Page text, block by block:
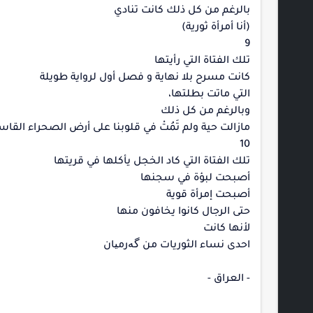
بالرغم من كل ذلك كانت تنادي
(أنا أمرأة ثورية)
9
تلك الفتاة التي رأيتها
كانت مسرح بلا نهاية و فصل أول لرواية طويلة
التي ماتت بطلتها،
وبالرغم من كل ذلك
مازالت حية ولم تَمُتْ في قلوبنا على أرض الصحراء
10
تلك الفتاة التي كاد الخجل يأكلها في قريتها
أصبحت لبؤة في سجنها
أصبحت إمرأة قوية
حتى الرجال كانوا يخافون منها
لأنها كانت
احدى نساء الثوريات من گەرمیان
- العراق -